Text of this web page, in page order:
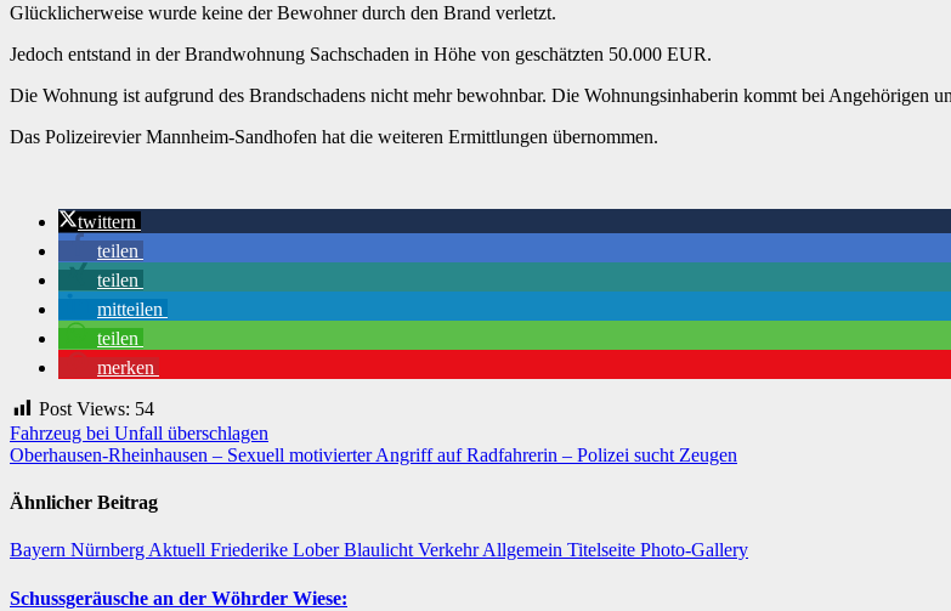
Glücklicherweise wurde keine der Bewohner durch den Brand verletzt.
Jedoch entstand in der Brandwohnung Sachschaden in Höhe von geschätzten 50.000 EUR.
Die Wohnung ist aufgrund des Brandschadens nicht mehr bewohnbar. Die Wohnungsinhaberin kommt bei Angehörigen
Das Polizeirevier Mannheim-Sandhofen hat die weiteren Ermittlungen übernommen.
twittern
teilen
teilen
mitteilen
teilen
merken
Post Views: 54
Beitragsnavigation
Fahrzeug bei Unfall überschlagen
Oberhausen-Rheinhausen – Sexuell motivierter Angriff auf Radfahrerin – Polizei sucht Zeugen
Ähnlicher Beitrag
Bayern NürnbergAktuell Friederike LoberBlaulichtVerkehrAllgemein Titelseite Photo-Gallery
Schussgeräusche an der Wöhrder Wiese: